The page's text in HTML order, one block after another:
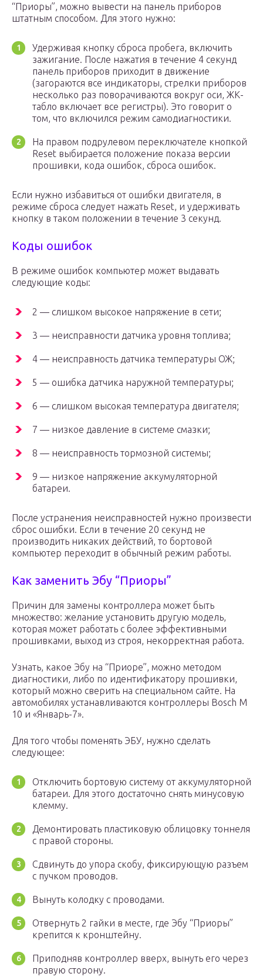
“Приоры”, можно вывести на панель приборов
штатным способом. Для этого нужно:
Удерживая кнопку сброса пробега, включить
зажигание. После нажатия в течение 4 секунд
панель приборов приходит в движение
(загораются все индикаторы, стрелки приборов
несколько раз поворачиваются вокруг оси, ЖК-
табло включает все регистры). Это говорит о
том, что включился режим самодиагностики.
На правом подрулевом переключателе кнопкой
Reset выбирается положение показа версии
прошивки, кода ошибок, сброса ошибок.
Если нужно избавиться от ошибки двигателя, в
режиме сброса следует нажать Reset, и удерживать
кнопку в таком положении в течение 3 секунд.
Коды ошибок
В режиме ошибок компьютер может выдавать
следующие коды:
2 — слишком высокое напряжение в сети;
3 — неисправности датчика уровня топлива;
4 — неисправность датчика температуры ОЖ;
5 — ошибка датчика наружной температуры;
6 — слишком высокая температура двигателя;
7 — низкое давление в системе смазки;
8 — неисправность тормозной системы;
9 — низкое напряжение аккумуляторной
батареи.
После устранения неисправностей нужно произвести
сброс ошибки. Если в течение 20 секунд не
производить никаких действий, то бортовой
компьютер переходит в обычный режим работы.
Как заменить Эбу “Приоры”
Причин для замены контроллера может быть
множество: желание установить другую модель,
которая может работать с более эффективными
прошивками, выход из строя, некорректная работа.
Узнать, какое Эбу на “Приоре”, можно методом
диагностики, либо по идентификатору прошивки,
который можно сверить на специальном сайте. На
автомобилях устанавливаются контроллеры Bosch М
10 и «Январь-7».
Для того чтобы поменять ЭБУ, нужно сделать
следующее:
Отключить бортовую систему от аккумуляторной
батареи. Для этого достаточно снять минусовую
клемму.
Демонтировать пластиковую облицовку тоннеля
с правой стороны.
Сдвинуть до упора скобу, фиксирующую разъем
с пучком проводов.
Вынуть колодку с проводами.
Отвернуть 2 гайки в месте, где Эбу “Приоры”
крепится к кронштейну.
Приподняв контроллер вверх, вынуть его через
правую сторону.